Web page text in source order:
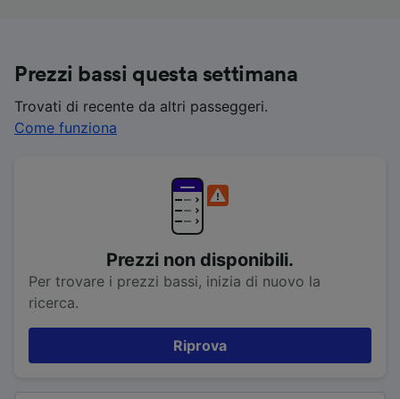
Prezzi bassi questa settimana
Trovati di recente da altri passeggeri.
Come funziona
Prezzi non disponibili.
Per trovare i prezzi bassi, inizia di nuovo la
ricerca.
Riprova